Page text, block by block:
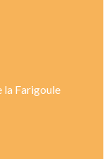
la Farigoule